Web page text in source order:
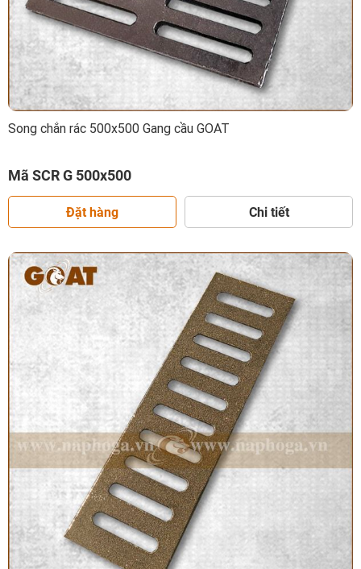
Song chắn rác 500x500 Gang cầu GOAT
Mã SCR G 500x500
Đặt hàng Chi tiết